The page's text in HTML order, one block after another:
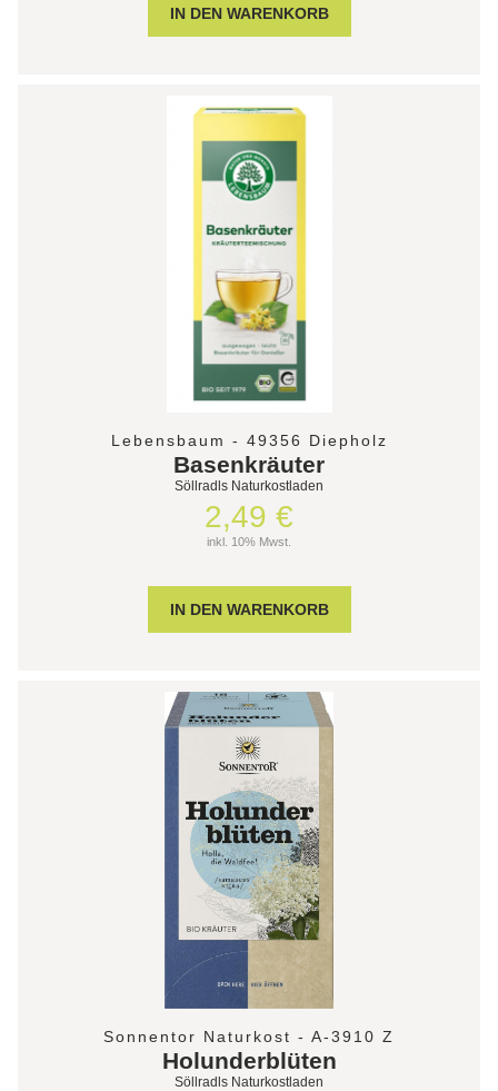
Lebensbaum - 49356 Diepholz
Basenkräuter
Söllradls Naturkostladen
2,49 €
inkl. 10% Mwst.
Sonnentor Naturkost - A-3910 Z
Holunderblüten
Söllradls Naturkostladen